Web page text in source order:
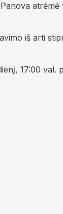
atrėmė
iš arti
17:00 val.